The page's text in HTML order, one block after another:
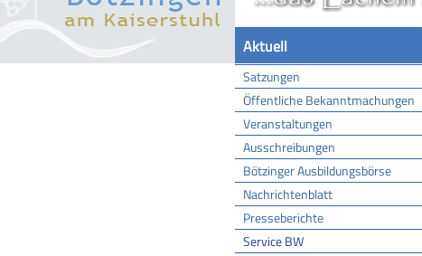
Aktuell
Satzungen
Öffentliche Bekanntmachungen
Veranstaltungen
Ausschreibungen
Bötzinger Ausbildungsbörse
Nachrichtenblatt
Presseberichte
Service BW